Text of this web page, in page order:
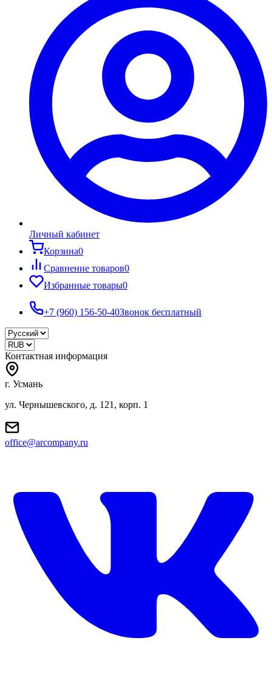
Личный кабинет
Корзина0
Сравнение товаров0
Избранные товары0
+7 (960) 156-50-40Звонок бесплатный
Контактная информация
г. Усмань
ул. Чернышевского, д. 121, корп. 1
office@arcompany.ru